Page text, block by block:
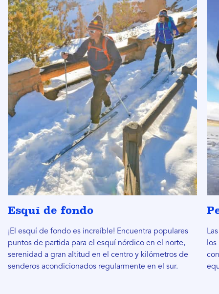
Esquí de fondo
¡El esquí de fondo es increíble! Encuentra populares
puntos de partida para el esquí nórdico en el norte,
serenidad a gran altitud en el centro y kilómetros de
senderos acondicionados regularmente en el sur.